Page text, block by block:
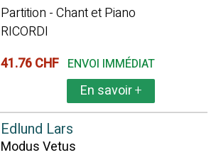
Partition - Chant et Piano
RICORDI
41.76 CHF ENVOI IMMÉDIAT
En savoir+
Edlund Lars
Modus Vetus